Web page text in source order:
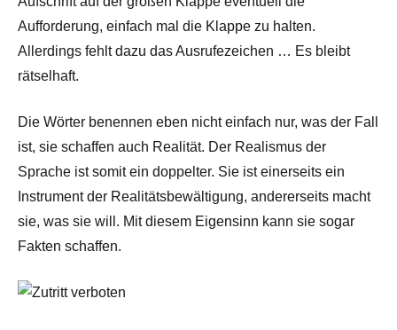
Aufforderung, einfach mal die Klappe zu halten.
Allerdings fehlt dazu das Ausrufezeichen … Es bleibt
rätselhaft.
Die Wörter benennen eben nicht einfach nur, was der Fall
ist, sie schaffen auch Realität. Der Realismus der
Sprache ist somit ein doppelter. Sie ist einerseits ein
Instrument der Realitätsbewältigung, andererseits macht
sie, was sie will. Mit diesem Eigensinn kann sie sogar
Fakten schaffen.